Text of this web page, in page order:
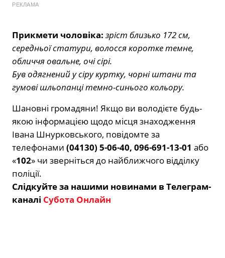
РЕКЛАМА
Прикмети чоловіка: зріст близько 172 см,
середньої статури, волосся коротке темне,
обличчя овальне, очі сірі.
Був одягнений у сіру куртку, чорні штани та
гумові шльопанці темно-синього кольору.
Шановні громадяни! Якщо ви володієте будь-
якою інформацією щодо місця знаходження
Івана Шнурковського, повідомте за
телефонами (04130) 5-06-40, 096-691-13-01 або
«102» чи зверніться до найближчого відділку
поліції.
Слідкуйте за нашими новинами в Телеграм-
каналі Субота Онлайн